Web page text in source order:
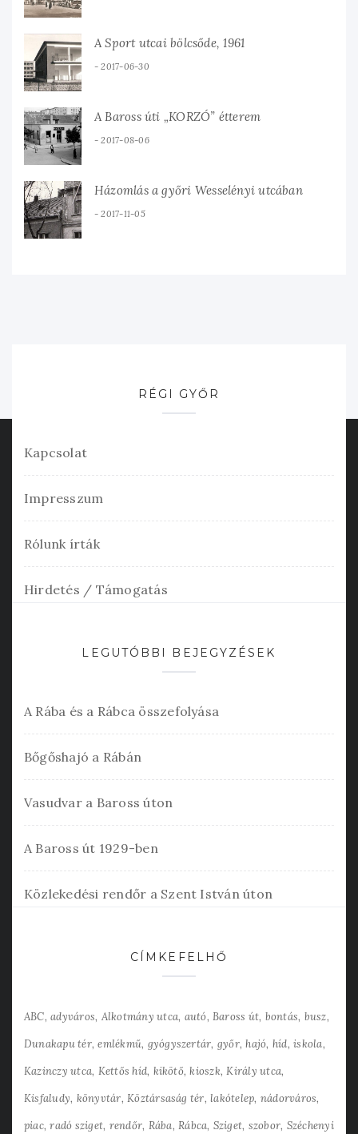
A Sport utcai bölcsőde, 1961
2017-06-30
A Baross úti „KORZÓ” étterem
2017-08-06
Házomlás a győri Wesselényi utcában
2017-11-05
RÉGI GYŐR
Kapcsolat
Impresszum
Rólunk írták
Hirdetés / Támogatás
LEGUTÓBBI BEJEGYZÉSEK
A Rába és a Rábca összefolyása
Bőgőshajó a Rábán
Vasudvar a Baross úton
A Baross út 1929-ben
Közlekedési rendőr a Szent István úton
CÍMKEFELHŐ
ABC adyváros Alkotmány utca autó Baross út bontás busz
Dunakapu tér emlékmű gyógyszertár győr hajó híd iskola
Kazinczy utca Kettős híd kikötő kioszk Király utca
Kisfaludy könyvtár Köztársaság tér lakótelep nádorváros
piac radó sziget rendőr Rába Rábca Sziget szobor Széchenyi